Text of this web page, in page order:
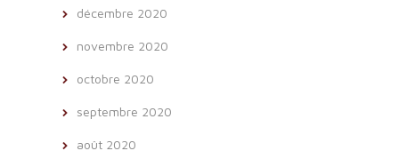
décembre 2020
novembre 2020
octobre 2020
septembre 2020
août 2020